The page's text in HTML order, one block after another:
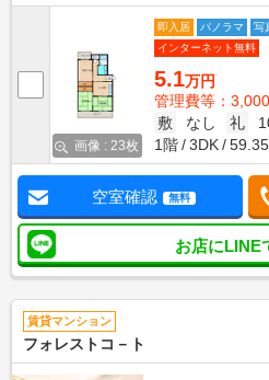
画像 : 23枚
即入居 パノラマ 写
インターネット無料
5.1万円
管理費等：
敷
なし 礼
1階
3DK
空室確認 無料
お店にLINE
賃貸マンション
フォレストコ－ト